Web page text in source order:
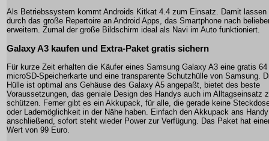
Als Betriebssystem kommt Androids Kitkat 4.4 zum Einsatz. Damit lassen
durch das große Repertoire an Android Apps, das Smartphone nach
erweitern. Zumal der große Bildschirm ideal als Navi im Auto funktioniert.
Galaxy A3 kaufen und Extra-Paket gratis sichern
Für kurze Zeit erhalten die Käufer eines Samsung Galaxy A3 eine gratis
microSD-Speicherkarte und eine transparente Schutzhülle von Samsung.
Hülle ist optimal ans Gehäuse des Galaxy A5 angepaßt, bietet des beste
Voraussetzungen, das geniale Design des Handys auch im Alltagseinsatz
schützen. Ferner gibt es ein Akkupack, für alle, die gerade keine
oder Lademöglichkeit in der Nähe haben. Einfach den Akkupack ans Handy
anschließend, sofort steht wieder Power zur Verfügung. Das Paket hat
Wert von 99 Euro.